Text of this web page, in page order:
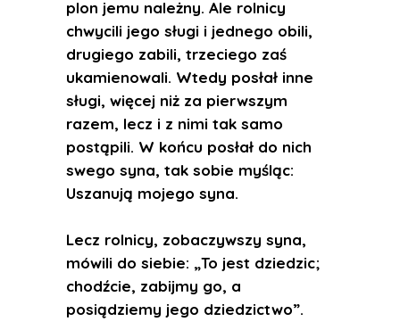
plon jemu należny. Ale rolnicy
chwycili jego sługi i jednego obili,
drugiego zabili, trzeciego zaś
ukamienowali. Wtedy posłał inne
sługi, więcej niż za pierwszym
razem, lecz i z nimi tak samo
postąpili. W końcu posłał do nich
swego syna, tak sobie myśląc:
Uszanują mojego syna.
Lecz rolnicy, zobaczywszy syna,
mówili do siebie: „To jest dziedzic;
chodźcie, zabijmy go, a
posiądziemy jego dziedzictwo”.